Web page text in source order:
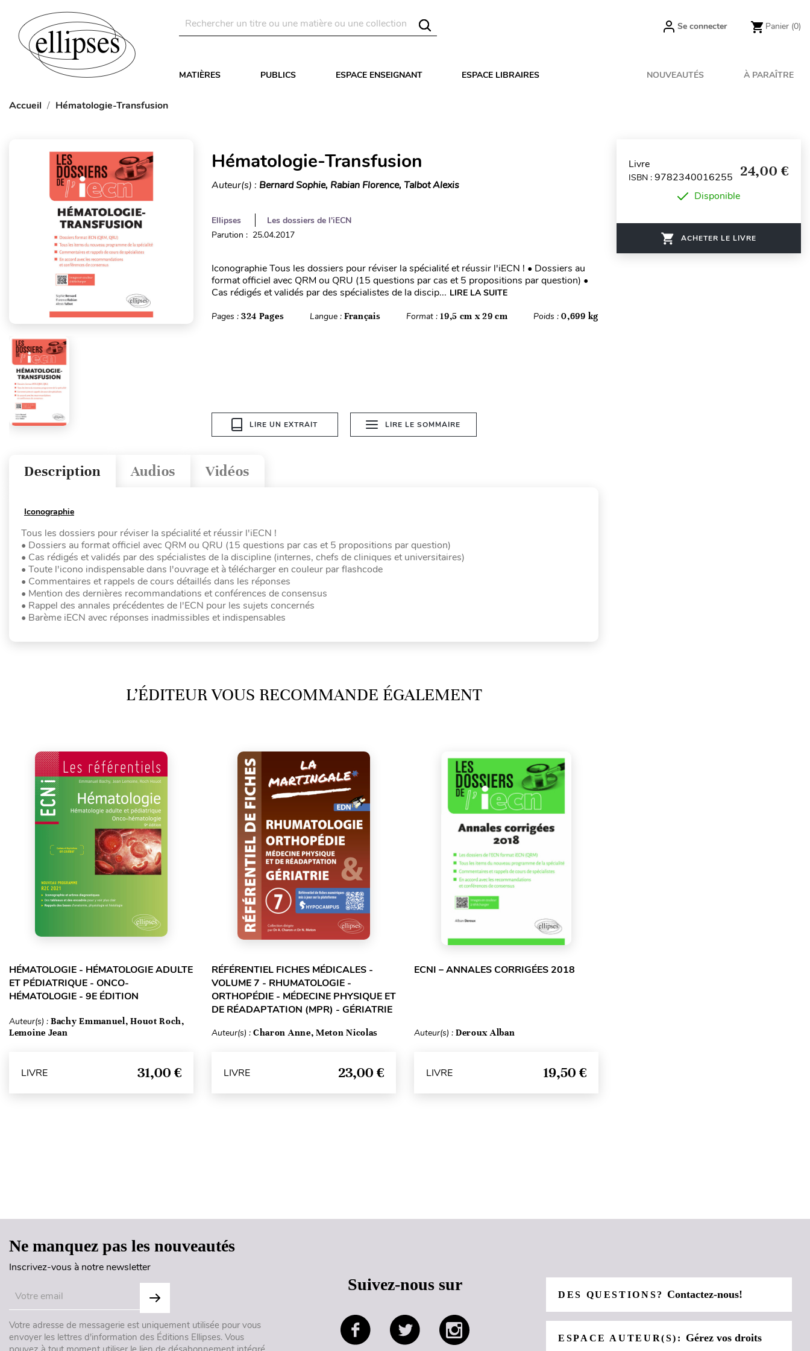
Se connecter Panier (0)
MATIÈRES PUBLICS ESPACE ENSEIGNANT ESPACE LIBRAIRES NOUVEAUTÉS À PARAÎTRE
Accueil Hématologie-Transfusion
Hématologie-Transfusion
Auteur(s) : Bernard Sophie, Rabian Florence, Talbot Alexis
Ellipses
Les dossiers de l'iECN
Parution : 25.04.2017
Iconographie Tous les dossiers pour réviser la spécialité et réussir l'iECN ! • Dossiers au
format officiel avec QRM ou QRU (15 questions par cas et 5 propositions par question) •
Cas rédigés et validés par des spécialistes de la discip... LIRE LA SUITE
Pages : 324 Pages Langue : Français Format :19,5 cm x 29 cm Poids :0,699 kg
LIRE UN EXTRAIT LIRE LE SOMMAIRE
Vidéos
Audios
Description
Iconographie
Tous les dossiers pour réviser la spécialité et réussir l'iECN !
• Dossiers au format officiel avec QRM ou QRU (15 questions par cas et 5 propositions par question)
• Cas rédigés et validés par des spécialistes de la discipline (internes, chefs de cliniques et universitaires)
• Toute l'icono indispensable dans l'ouvrage et à télécharger en couleur par flashcode
• Commentaires et rappels de cours détaillés dans les réponses
• Mention des dernières recommandations et conférences de consensus
• Rappel des annales précédentes de l'ECN pour les sujets concernés
• Barème iECN avec réponses inadmissibles et indispensables
L’ÉDITEUR VOUS RECOMMANDE ÉGALEMENT
HÉMATOLOGIE - HÉMATOLOGIE ADULTE
ET PÉDIATRIQUE - ONCO-
HÉMATOLOGIE - 9E ÉDITION
Auteur(s) : Bachy Emmanuel, Houot Roch,
Lemoine Jean
LIVRE 31,00 €
RÉFÉRENTIEL FICHES MÉDICALES -
VOLUME 7 - RHUMATOLOGIE -
ORTHOPÉDIE - MÉDECINE PHYSIQUE ET
DE RÉADAPTATION (MPR) - GÉRIATRIE
Auteur(s) : Charon Anne, Meton Nicolas
LIVRE 23,00 €
ECNI – ANNALES CORRIGÉES 2018
Auteur(s) : Deroux Alban
LIVRE 19,50 €
Livre
ISBN : 9782340016255 24,00 €
Disponible
ACHETER LE LIVRE
Ne manquez pas les nouveautés
Inscrivez-vous à notre newsletter
Votre adresse de messagerie est uniquement utilisée pour vous
envoyer les lettres d'information des Éditions Ellipses. Vous
Suivez-nous sur
DES QUESTIONS?Contactez-nous!
ESPACE AUTEUR(S): Gérez vos droits